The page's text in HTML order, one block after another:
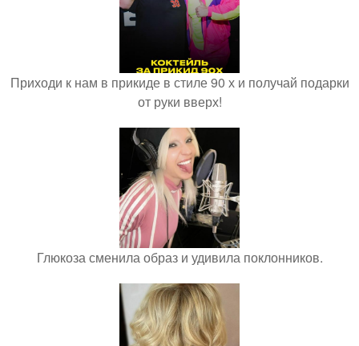
Приходи к нам в прикиде в стиле 90 х и получай подарки
от руки вверх!
Глюкоза сменила образ и удивила поклонников.